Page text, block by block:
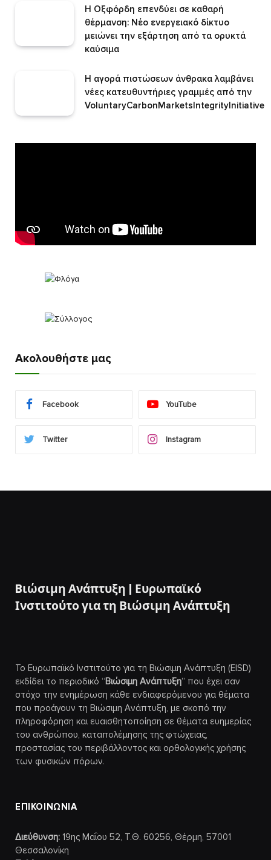
Η Οξφόρδη επενδύει σε καθαρή
θέρμανση: Νέο ενεργειακό δίκτυο
μειώνει την εξάρτηση από τα ορυκτά
καύσιμα
Η αγορά πιστώσεων άνθρακα λαμβάνει
νέες κατευθυντήριες γραμμές από την
VoluntaryCarbonMarketsIntegrityInitiative
Ακολουθήστε μας
Facebook YouTube
Twitter Instagram
Bιώσιμη Ανάπτυξη | Ευρωπαϊκό
Ινστιτούτο για τη Βιώσιμη Ανάπτυξη
Το Ευρωπαϊκό Ινστιτούτο για τη Βιώσιμη Ανάπτυξη (EISD)
εκδίδει το περιοδικό “Βιώσιμη Ανάπτυξη” που έχει σαν
στόχο την ενημέρωση κάθε ενδιαφερόμενου για θέματα
που προάγουν τη Βιώσιμη Ανάπτυξη, με σκοπό την
πληροφόρηση και ευαισθητοποίηση σε θέματα ευημερίας
του ανθρώπου, καταπολέμησης της φτώχειας,
προστασίας του περιβάλλοντος και ορθολογικής χρήσης
των φυσικών πόρων.
ΕΠΙΚΟΙΝΩΝΙΑ
Διεύθυνση: 19ης Μαΐου 52, Τ.Θ. 60256, Θέρμη, 57001
Θεσσαλονίκη